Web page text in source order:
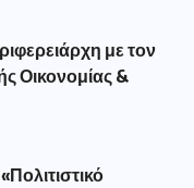
με τον
Οικονομίας &